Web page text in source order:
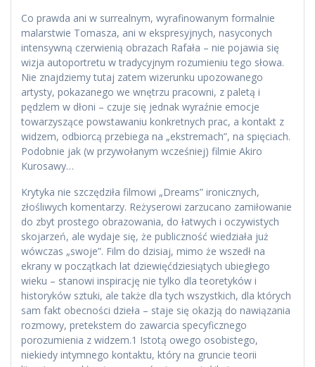
Co prawda ani w surrealnym, wyrafinowanym formalnie
malarstwie Tomasza, ani w ekspresyjnych, nasyconych
intensywną czerwienią obrazach Rafała – nie pojawia się
wizja autoportretu w tradycyjnym rozumieniu tego słowa.
Nie znajdziemy tutaj zatem wizerunku upozowanego
artysty, pokazanego we wnętrzu pracowni, z paletą i
pędzlem w dłoni – czuje się jednak wyraźnie emocje
towarzyszące powstawaniu konkretnych prac, a kontakt z
widzem, odbiorcą przebiega na „ekstremach”, na spięciach.
Podobnie jak (w przywołanym wcześniej) filmie Akiro
Kurosawy…
Krytyka nie szczędziła filmowi „Dreams” ironicznych,
złośliwych komentarzy. Reżyserowi zarzucano zamiłowanie
do zbyt prostego obrazowania, do łatwych i oczywistych
skojarzeń, ale wydaje się, że publiczność wiedziała już
wówczas „swoje”. Film do dzisiaj, mimo że wszedł na
ekrany w początkach lat dziewięćdziesiątych ubiegłego
wieku – stanowi inspirację nie tylko dla teoretyków i
historyków sztuki, ale także dla tych wszystkich, dla których
sam fakt obecności dzieła – staje się okazją do nawiązania
rozmowy, pretekstem do zawarcia specyficznego
porozumienia z widzem.1 Istotą owego osobistego,
niekiedy intymnego kontaktu, który na gruncie teorii